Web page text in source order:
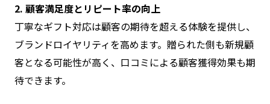
2. 顧客満足度とリピート率の向上
丁寧なギフト対応は顧客の期待を超える体験を提供し、
ブランドロイヤリティを高めます。贈られた側も新規顧
客となる可能性が高く、口コミによる顧客獲得効果も期
待できます。